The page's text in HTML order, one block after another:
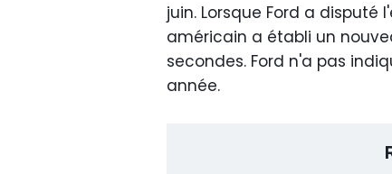
juin. Lorsque Ford a disputé
américain a établi un
secondes. Ford n'a pas
année.